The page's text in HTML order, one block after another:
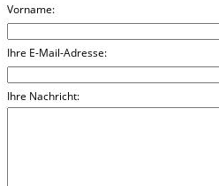
Vorname:
Ihre E-Mail-Adresse:
Ihre Nachricht: